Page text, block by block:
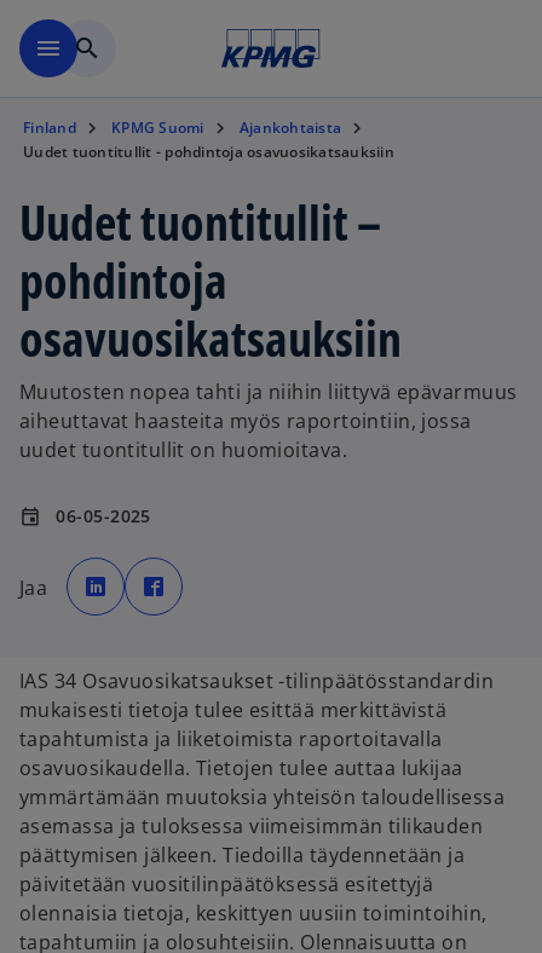
menu search
Finland KPMG Suomi
Ajankohtaista
Uudet tuontitullit - pohdintoja osavuosikatsauksiin
Uudet tuontitullit –
pohdintoja
osavuosikatsauksiin
Muutosten nopea tahti ja niihin liittyvä epävarmuus
aiheuttavat haasteita myös raportointiin, jossa
uudet tuontitullit on huomioitava.
event 06-05-2025
Jaa
o
p
e
n
n
e
w
t
a
b
p
e
n
e
w
t
a
b
IAS 34 Osavuosikatsaukset -tilinpäätösstandardin
mukaisesti tietoja tulee esittää merkittävistä
tapahtumista ja liiketoimista raportoitavalla
osavuosikaudella. Tietojen tulee auttaa lukijaa
ymmärtämään muutoksia yhteisön taloudellisessa
asemassa ja tuloksessa viimeisimmän tilikauden
päättymisen jälkeen. Tiedoilla täydennetään ja
päivitetään vuositilinpäätöksessä esitettyjä
olennaisia tietoja, keskittyen uusiin toimintoihin,
tapahtumiin ja olosuhteisiin. Olennaisuutta on